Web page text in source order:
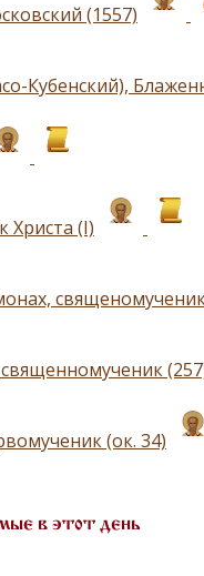
(1557)
Кубенский),
Христа (I)
(ок. 34)
в этот день